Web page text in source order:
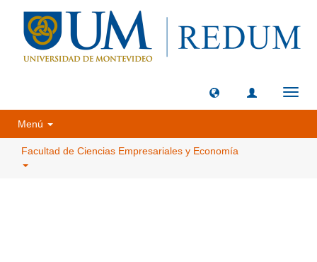
Menú
Facultad de Ciencias Empresariales y Economía